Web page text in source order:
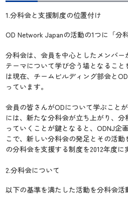
1.分科会と支援制度の位置付け
OD Network Japanの活動の1つに「分
分科会は、会員を中心としたメンバ
テーマについて学び合う場となるこ
は現在、チームビルディング部会と
っています。
会員の皆さんがODについて学ぶこと
には、新たな分科会が立ち上がり、
っていくことが鍵となると、ODNJ企
こで、新しい分科会の発足とその活
の分科会を支援する制度を2012年度に
2.分科会について
以下の基準を満たした活動を分科会活